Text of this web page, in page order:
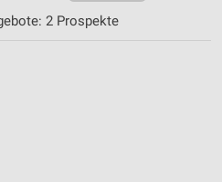
2 Prospekte